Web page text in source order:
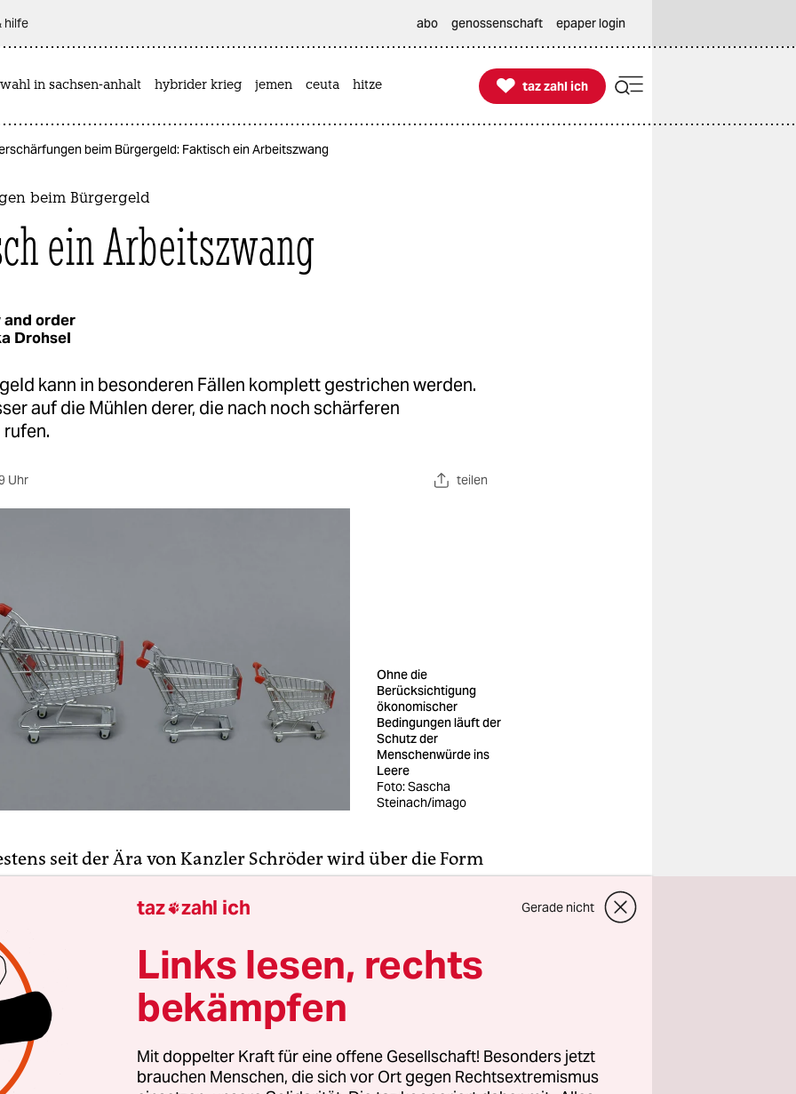
hilfe abo genossenschaft epaper login
in sachsen-anhalt hybrider krieg jemen ceuta hitze 
taz zahl ich
taz zahl ich
beim Bürgergeld: Faktisch ein Arbeitszwang
beim Bürgergeld
ein Arbeitszwang
and order
Drohsel
kann in besonderen Fällen komplett gestrichen werden.
auf die Mühlen derer, die nach noch schärferen
Uhr teilen
Ohne die
Berücksichtigung
ökonomischer
Bedingungen läuft der
Schutz der
Menschenwürde ins
Leere
Foto: Sascha
Steinach/imago
seit der Ära von Kanzler Schröder wird über die Form
90er Jahre von einem harten Populismus gegen ärmere
mit Begriffen wie „Hängematte Sozialstaat“ geprägt war,
der „Agenda 2010“ der rot-grünen Bundesregierung
mehr die Erkenntnis durch, dass die sogenannten Hartz-
zu unsozialer Härte und weniger zu einer
der Arbeitslosigkeit beigetragen hatten. Die SPD reagierte
wiederum die Hartz-Gesetze in Richtung Bürgergeld.
taz zahl ich Gerade nicht
Links lesen, rechts
bekämpfen
Mit doppelter Kraft für eine offene Gesellschaft! Besonders jetzt
brauchen Menschen, die sich vor Ort gegen Rechtsextremismus